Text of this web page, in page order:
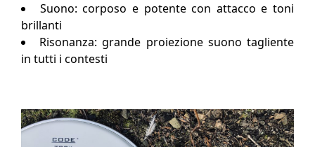
Suono: corposo e potente con attacco e toni
brillanti
Risonanza: grande proiezione suono tagliente
in tutti i contesti